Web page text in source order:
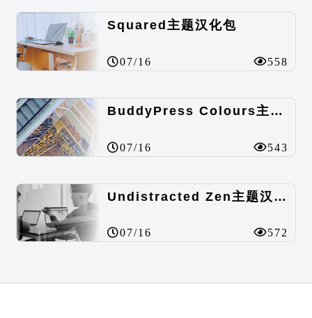
Squared主题汉化包
07/16 558
BuddyPress Colours主题汉化包
07/16 543
Undistracted Zen主题汉化包
07/16 572